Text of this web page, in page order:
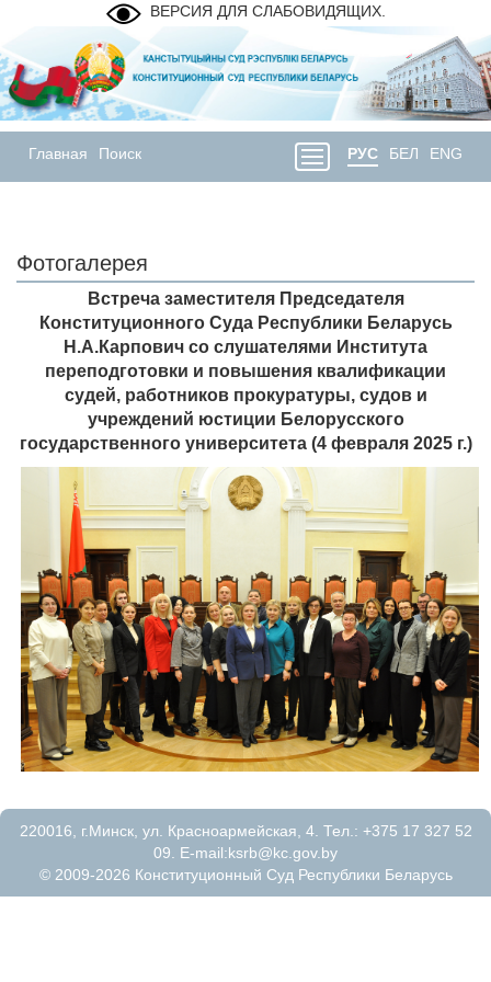
ВЕРСИЯ ДЛЯ СЛАБОВИДЯЩИХ.
Главная Поиск РУС БЕЛ ENG
Фотогалерея
Встреча заместителя Председателя
Конституционного Суда Республики Беларусь
Н.А.Карпович со слушателями Института
переподготовки и повышения квалификации
судей, работников прокуратуры, судов и
учреждений юстиции Белорусского
государственного университета (4 февраля 2025 г.)
220016, г.Минск, ул. Красноармейская, 4. Тел.: +375 17 327 52
09. E-mail:ksrb@kc.gov.by
© 2009-2026 Конституционный Суд Республики Беларусь